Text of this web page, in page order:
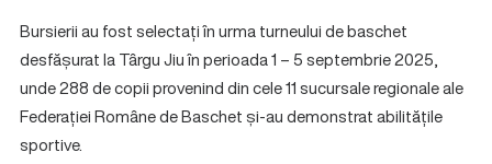
Bursierii au fost selectați în urma turneului de baschet
desfășurat la Târgu Jiu în perioada 1 – 5 septembrie 2025,
unde 288 de copii provenind din cele 11 sucursale regionale ale
Federației Române de Baschet și-au demonstrat abilitățile
sportive.